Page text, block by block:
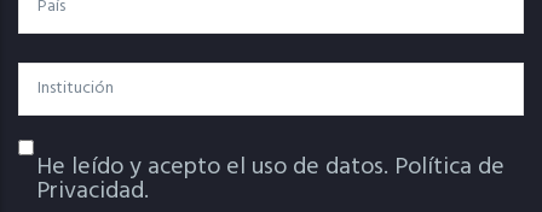
Institución
Política De Privacidad
He leído y acepto el uso de datos. Política de
Privacidad.